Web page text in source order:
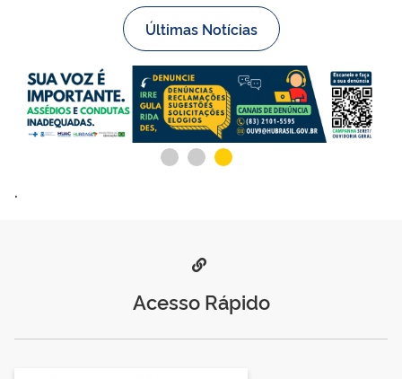
Últimas Notícias
.
Acesso Rápido